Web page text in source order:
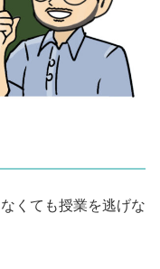
くても授業を逃げな